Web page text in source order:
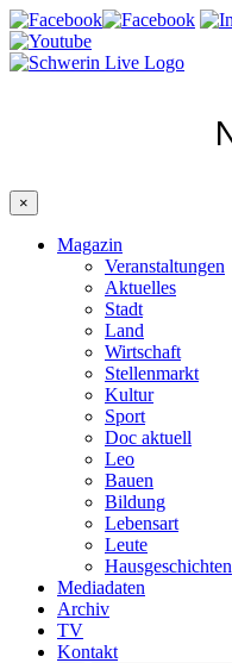
×
Magazin
Veranstaltungen
Aktuelles
Stadt
Land
Wirtschaft
Stellenmarkt
Kultur
Sport
Doc aktuell
Leo
Bauen
Bildung
Lebensart
Leute
Hausgeschichten
Mediadaten
Archiv
TV
Kontakt